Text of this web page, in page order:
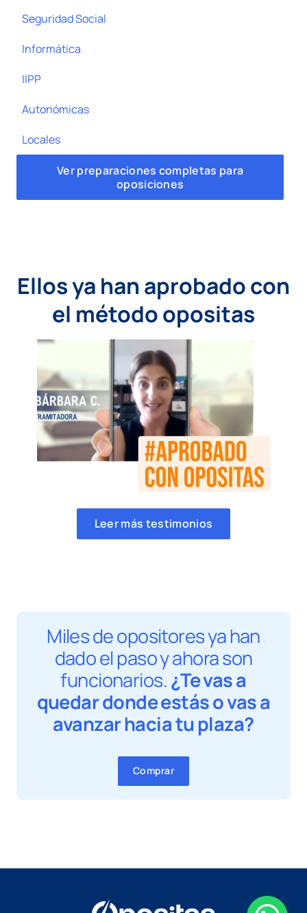
Seguridad Social
Informática
IIPP
Autonómicas
Locales
Ver preparaciones completas para
oposiciones
Ellos ya han aprobado con
el método opositas
Leer más testimonios
Miles de opositores ya han
dado el paso y ahora son
funcionarios.¿Te vas a
quedar donde estás o vas a
avanzar hacia tu plaza?
Comprar